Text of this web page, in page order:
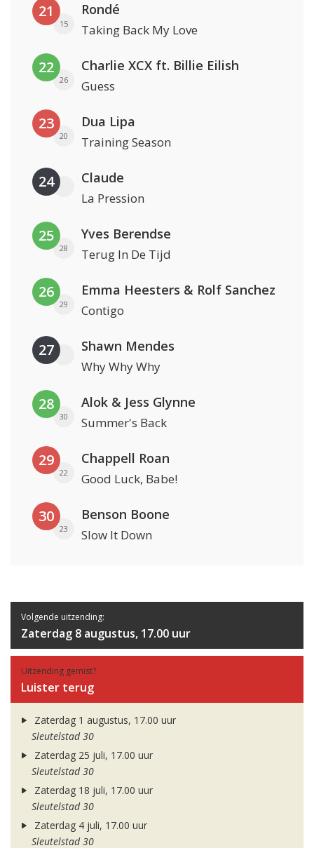
21
15
Rondé
Taking Back My Love
22
26
Charlie XCX ft. Billie Eilish
Guess
23
20
Dua Lipa
Training Season
24 Claude
La Pression
25
28
Yves Berendse
Terug In De Tijd
26
29
Emma Heesters & Rolf Sanchez
Contigo
27 Shawn Mendes
Why Why Why
28
30
Alok & Jess Glynne
Summer's Back
29
22
Chappell Roan
Good Luck, Babe!
30
23
Benson Boone
Slow It Down
Volgende uitzending:
Zaterdag 8 augustus, 17.00 uur
Uitzending gemist?
Luister terug
Zaterdag 1 augustus, 17.00 uur
Sleutelstad 30
Zaterdag 25 juli, 17.00 uur
Sleutelstad 30
Zaterdag 18 juli, 17.00 uur
Sleutelstad 30
Zaterdag 4 juli, 17.00 uur
Sleutelstad 30